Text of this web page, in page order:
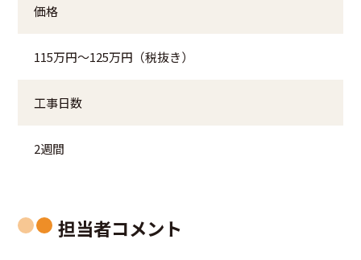
価格
115万円～125万円（税抜き）
工事日数
2週間
担当者コメント